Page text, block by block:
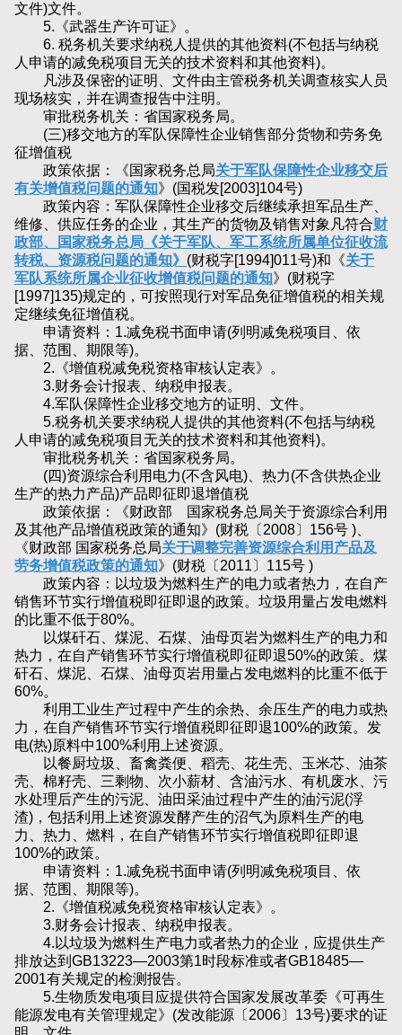
文件)文件。
5.《武器生产许可证》。
6. 税务机关要求纳税人提供的其他资料(不包括与纳税
人申请的减免税项目无关的技术资料和其他资料)。
凡涉及保密的证明、文件由主管税务机关调查核实人员
现场核实，并在调查报告中注明。
审批税务机关：省国家税务局。
(三)移交地方的军队保障性企业销售部分货物和劳务免
征增值税
政策依据：《国家税务总局关于军队保障性企业移交后
有关增值税问题的通知》(国税发[2003]104号)
政策内容：军队保障性企业移交后继续承担军品生产、
维修、供应任务的企业，其生产的货物及销售对象凡符合财
政部、国家税务总局《关于军队、军工系统所属单位征收流
转税、资源税问题的通知》 (财税字[1994]011号)和《关于
军队系统所属企业征收增值税问题的通知》(财税字
[1997]135)规定的，可按照现行对军品免征增值税的相关规
定继续免征增值税。
申请资料：1.减免税书面申请(列明减免税项目、依
据、范围、期限等)。
2.《增值税减免税资格审核认定表》。
3.财务会计报表、纳税申报表。
4.军队保障性企业移交地方的证明、文件。
5.税务机关要求纳税人提供的其他资料(不包括与纳税
人申请的减免税项目无关的技术资料和其他资料)。
审批税务机关：省国家税务局。
(四)资源综合利用电力(不含风电)、热力(不含供热企业
生产的热力产品)产品即征即退增值税
政策依据：《财政部 国家税务总局关于资源综合利用
及其他产品增值税政策的通知》(财税〔2008〕156号 )、
《财政部 国家税务总局关于调整完善资源综合利用产品及
劳务增值税政策的通知》(财税〔2011〕115号 )
政策内容：以垃圾为燃料生产的电力或者热力，在自产
销售环节实行增值税即征即退的政策。垃圾用量占发电燃料
的比重不低于80%。
以煤矸石、煤泥、石煤、油母页岩为燃料生产的电力和
热力，在自产销售环节实行增值税即征即退50%的政策。煤
矸石、煤泥、石煤、油母页岩用量占发电燃料的比重不低于
60%。
利用工业生产过程中产生的余热、余压生产的电力或热
力，在自产销售环节实行增值税即征即退100%的政策。发
电(热)原料中100%利用上述资源。
以餐厨垃圾、畜禽粪便、稻壳、花生壳、玉米芯、油茶
壳、棉籽壳、三剩物、次小薪材、含油污水、有机废水、污
水处理后产生的污泥、油田采油过程中产生的油污泥(浮
渣)，包括利用上述资源发酵产生的沼气为原料生产的电
力、热力、燃料，在自产销售环节实行增值税即征即退
100%的政策。
申请资料：1.减免税书面申请(列明减免税项目、依
据、范围、期限等)。
2.《增值税减免税资格审核认定表》。
3.财务会计报表、纳税申报表。
4.以垃圾为燃料生产电力或者热力的企业，应提供生产
排放达到GB13223—2003第1时段标准或者GB18485—
2001有关规定的检测报告。
5.生物质发电项目应提供符合国家发展改革委《可再生
能源发电有关管理规定》(发改能源〔2006〕13号)要求的证